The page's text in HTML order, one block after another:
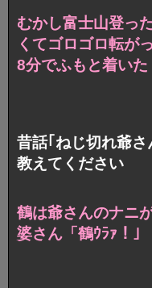
むかし富士山登っ
くてゴロゴロ転が
8分でふもと着い
昔話｢ねじ切れ爺
教えてください
鶴は爺さんのナニ
婆さん「鶴ｳﾗｧ！